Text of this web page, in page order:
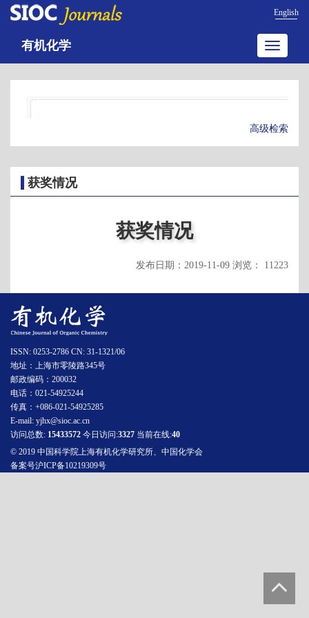
English
Toggle
有机化学
高级检索
获奖情况
获奖情况
发布日期：2019-11-09 浏览： 11223
ISSN: 0253-2786 CN: 31-1321/06
地址：上海市零陵路345号
邮政编码：200032
电话：021-54925244
传真：+086-021-54925285
E-mail: yjhx@sioc.ac.cn
访问总数: 15433572 今日访问:3327 当前在线:40
© 2019 中国科学院上海有机化学研究所、中国化学会
备案号沪ICP备10219309号